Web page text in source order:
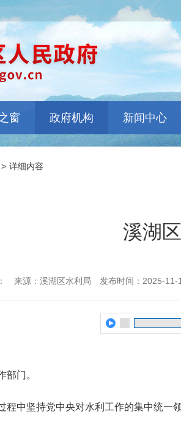
窗 政府机构 新闻中心
> 详细内容
溪湖
来源：溪湖区水利局 发布时间：2025-11-
部门。
程中坚持党中央对水利工作的集中统